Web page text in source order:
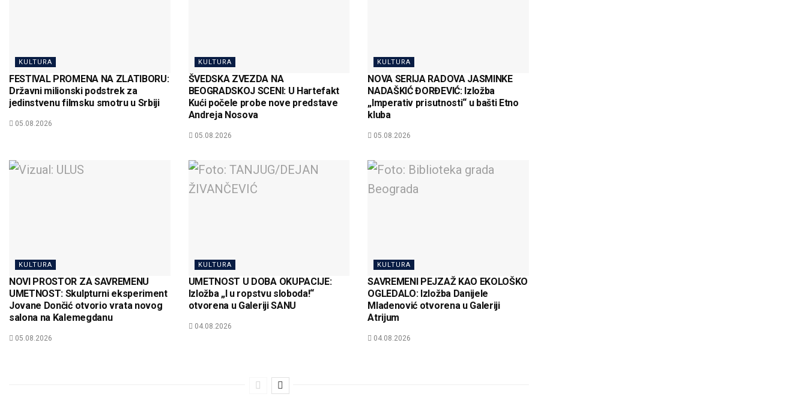
KULTURA
FESTIVAL PROMENA NA ZLATIBORU:
Državni milionski podstrek za
jedinstvenu filmsku smotru u Srbiji
05.08.2026
KULTURA
ŠVEDSKA ZVEZDA NA
BEOGRADSKOJ SCENI: U Hartefakt
Kući počele probe nove predstave
Andreja Nosova
05.08.2026
KULTURA
NOVA SERIJA RADOVA JASMINKE
NADAŠKIĆ ĐORĐEVIĆ: Izložba
„Imperativ prisutnosti“ u bašti Etno
kluba
05.08.2026
KULTURA
NOVI PROSTOR ZA SAVREMENU
UMETNOST: Skulpturni eksperiment
Jovane Dončić otvorio vrata novog
salona na Kalemegdanu
05.08.2026
KULTURA
UMETNOST U DOBA OKUPACIJE:
Izložba „I u ropstvu sloboda!“
otvorena u Galeriji SANU
04.08.2026
KULTURA
SAVREMENI PEJZAŽ KAO EKOLOŠKO
OGLEDALO: Izložba Danijele
Mladenović otvorena u Galeriji
Atrijum
04.08.2026